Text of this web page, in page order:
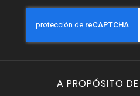
A PROPÓSITO